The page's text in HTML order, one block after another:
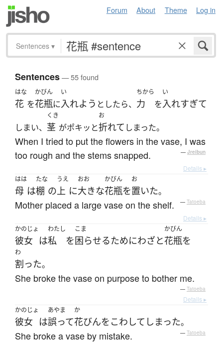
Forum About Theme Log in
Sentences ▾
Sentences— 55 found
はな
花 を
かびん
花瓶に
い
入れよう としたら、
ちから
力 を
い
入れすぎて
しまい、
くき
茎 がポキッと
お
折れて しまった。
When I tried to put the flowers in the vase, I was
too rough and the stems snapped.
— Jreibun
Details ▸
はは
母 は
たな
棚 の
うえ
上 に
おお
大きな
かびん
花瓶を
お
置いた。
Mother placed a large vase on the shelf. — Tatoeba
Details ▸
かのじょ
彼女 は
わたし
私 を
こま
困らせるためにわざと
かびん
花瓶を
わ
割った。
She broke the vase on purpose to bother me.
— Tatoeba
Details ▸
かのじょ
彼女 は
あやま
誤って
か
花びんを こわして しまった。
She broke a vase by mistake. — Tatoeba